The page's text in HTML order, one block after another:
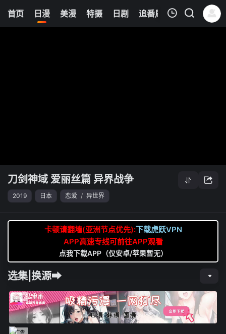
首页 日漫 美漫 特摄 日剧 追番周表 今日更新
8
刀剑神域 爱丽丝篇 异界战争
2019 日本 恋爱 / 异世界
卡顿请翻墙(亚洲节点优先):下载虎跃VPN
APP高速专线可前往APP观看
点我下载APP（仅安卓/苹果暂无）
选集|换源➡